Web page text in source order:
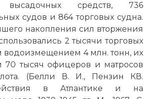
средств, 736
судов и 864 торговых судна.
накопления сил вторжения
2 тысячи торговых
водоизмещением 4 млн. тонн, их
70 тысяч офицеров и матросов
(Белли В. И., Пензин КВ.
в Атлантике и на